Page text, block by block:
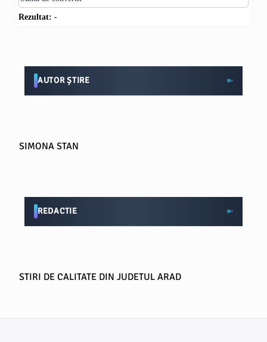
Rezultat: -
AUTOR ȘTIRE
SIMONA STAN
REDACTIE
STIRI DE CALITATE DIN JUDETUL ARAD